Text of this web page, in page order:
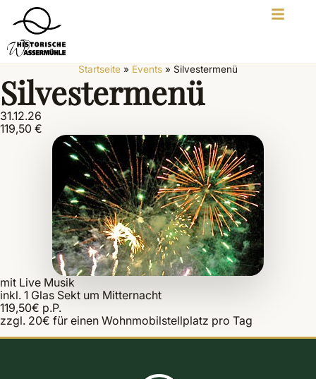
Startseite » Events » Silvestermenü
Silvestermenü
31.12.26
119,50 €
mit Live Musik
inkl. 1 Glas Sekt um Mitternacht
119,50€ p.P.
zzgl. 20€ für einen Wohnmobilstellplatz pro Tag